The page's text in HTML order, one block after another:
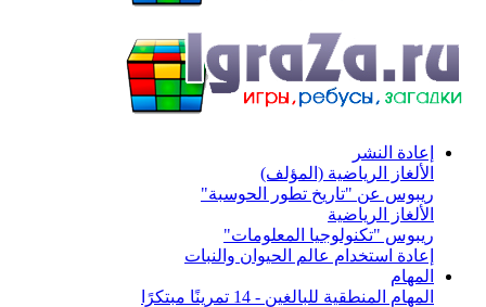
إعادة النشر
الألغاز الرياضية (المؤلف)
ريبوس عن "تاريخ تطور الحوسبة"
الألغاز الرياضية
ريبوس "تكنولوجيا المعلومات"
إعادة استخدام عالم الحيوان والنبات
المهام
المهام المنطقية للبالغين - 14 تمرينًا مبتكرًا